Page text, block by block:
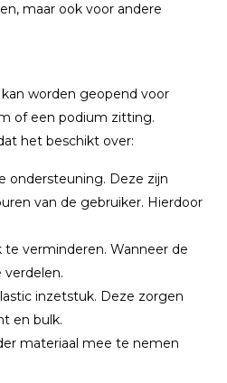
maar ook voor andere
worden geopend voor
of een podium zitting.
het beschikt over:
ondersteuning. Deze zijn
van de gebruiker. Hierdoor
verminderen. Wanneer de
inzetstuk. Deze zorgen
en bulk.
materiaal mee te nemen